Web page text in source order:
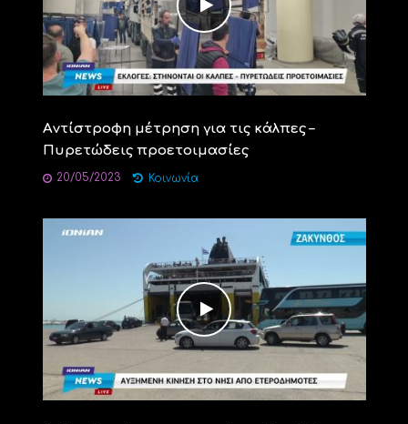
Aντίστροφη μέτρηση για τις κάλπες –
Πυρετώδεις προετοιμασίες
20/05/2023 Κοινωνία